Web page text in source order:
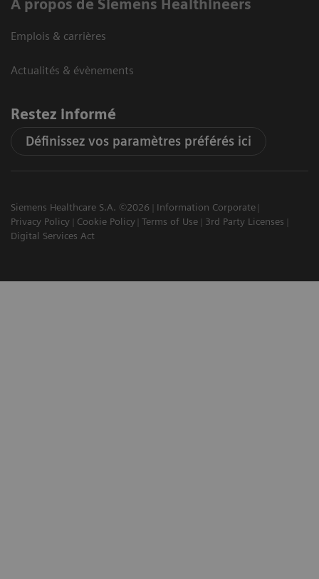
A propos de Siemens Healthineers
Emplois & carrières
Actualités & évènements
Restez informé
Définissez vos paramètres préférés ici
Siemens Healthcare S.A. ©2026
Information Corporate
Privacy Policy
Cookie Policy Terms of Use
3rd Party Licenses
Digital Services Act